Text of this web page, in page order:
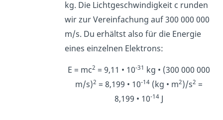
kg. Die Lichtgeschwindigkeit c runden
wir zur Vereinfachung auf 300 000 000
m/s. Du erhältst also für die Energie
eines einzelnen Elektrons:
E = mc2 = 9,11 • 10-31 kg • (300 000 000
m/s)2 = 8,199 • 10-14 (kg • m2)/s2 =
8,199 • 10-14 J